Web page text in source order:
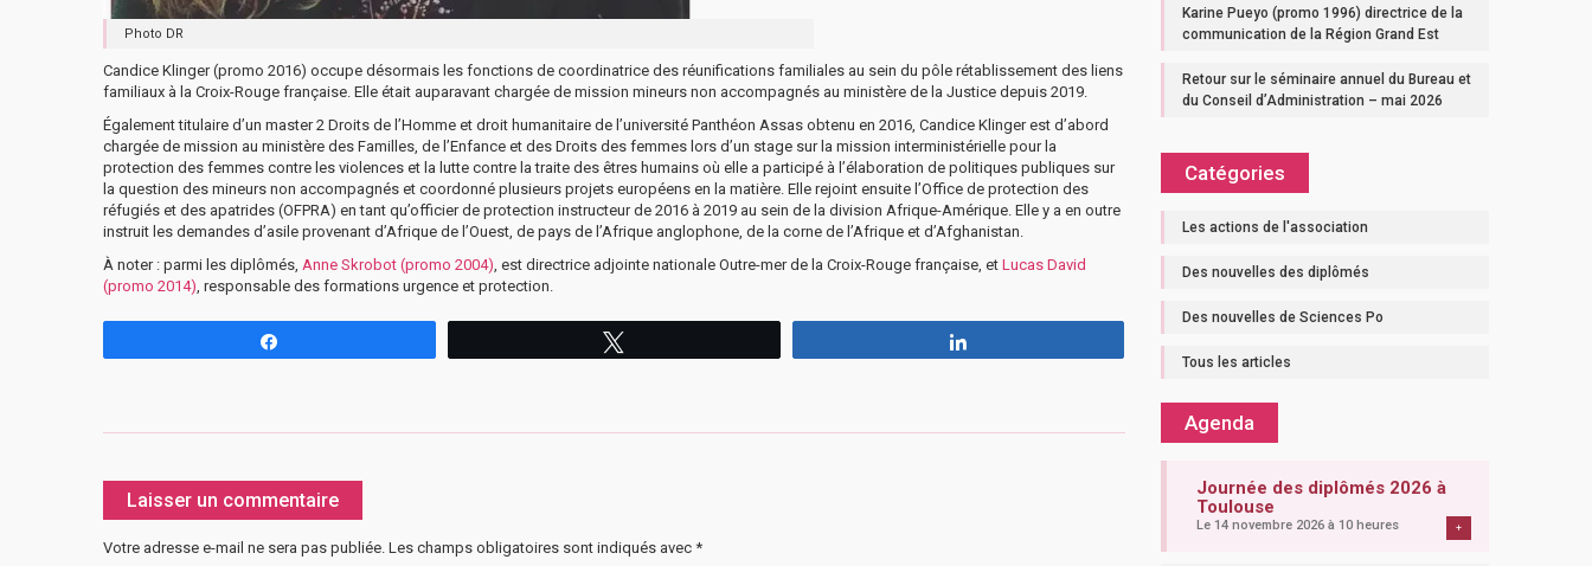
Photo DR
Candice Klinger (promo 2016) occupe désormais les fonctions de coordinatrice des réunifications familiales au sein du pôle rétablissement des liens
familiaux à la Croix-Rouge française. Elle était auparavant chargée de mission mineurs non accompagnés au ministère de la Justice depuis 2019.
Également titulaire d’un master 2 Droits de l’Homme et droit humanitaire de l’université Panthéon Assas obtenu en 2016, Candice Klinger est d’abord
chargée de mission au ministère des Familles, de l’Enfance et des Droits des femmes lors d’un stage sur la mission interministérielle pour la
protection des femmes contre les violences et la lutte contre la traite des êtres humains où elle a participé à l’élaboration de politiques publiques sur
la question des mineurs non accompagnés et coordonné plusieurs projets européens en la matière. Elle rejoint ensuite l’Office de protection des
réfugiés et des apatrides (OFPRA) en tant qu’officier de protection instructeur de 2016 à 2019 au sein de la division Afrique-Amérique. Elle y a en outre
instruit les demandes d’asile provenant d’Afrique de l’Ouest, de pays de l’Afrique anglophone, de la corne de l’Afrique et d’Afghanistan.
À noter : parmi les diplômés, Anne Skrobot (promo 2004) , est directrice adjointe nationale Outre-mer de la Croix-Rouge française, et Lucas David
(promo 2014) , responsable des formations urgence et protection.
Laisser un commentaire
Votre adresse e-mail ne sera pas publiée. Les champs obligatoires sont indiqués avec *
Karine Pueyo (promo 1996) directrice de la
communication de la Région Grand Est
Retour sur le séminaire annuel du Bureau et
du Conseil d’Administration – mai 2026
Catégories
Les actions de l'association
Des nouvelles des diplômés
Des nouvelles de Sciences Po
Tous les articles
Agenda
Journée des diplômés 2026 à
Toulouse
Le 14 novembre 2026 à 10 heures +